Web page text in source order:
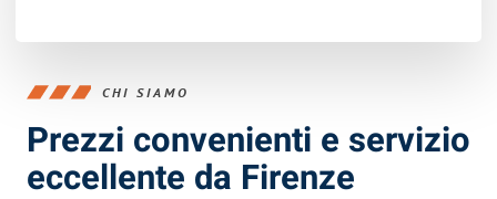
CHI SIAMO
Prezzi convenienti e servizio
eccellente da Firenze